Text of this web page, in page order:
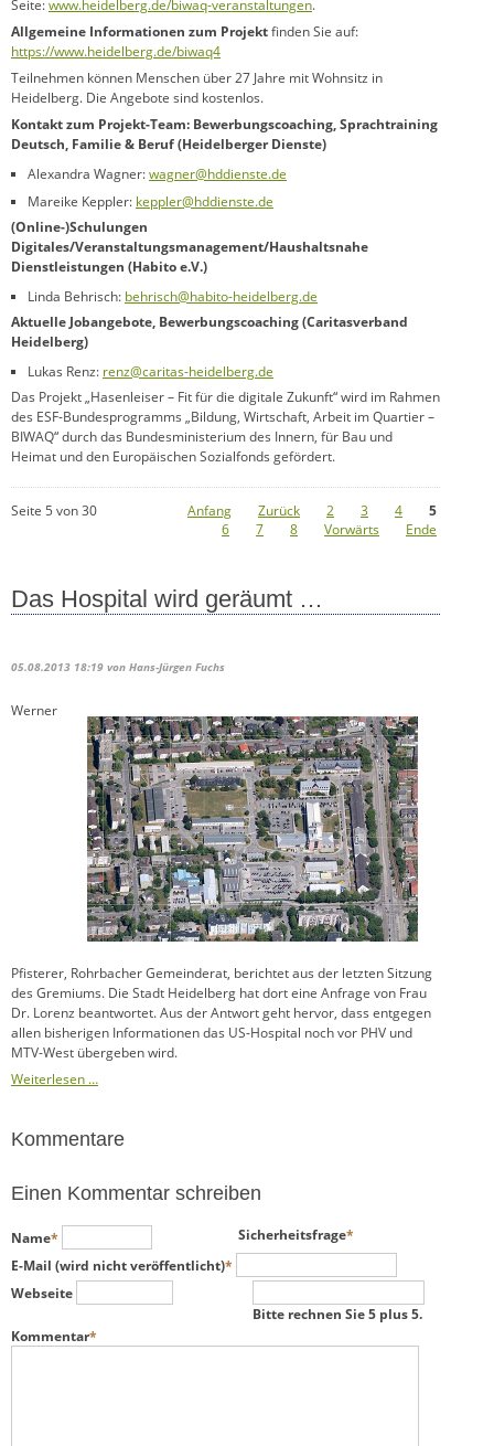
Seite:www.heidelberg.de/biwaq-veranstaltungen.
Allgemeine Informationen zum Projektfinden Sie auf:
https://www.heidelberg.de/biwaq4
Teilnehmen können Menschen über 27 Jahre mit Wohnsitz in
Heidelberg. Die Angebote sind kostenlos.
Kontakt zum Projekt-Team: Bewerbungscoaching, Sprachtraining
Deutsch, Familie & Beruf (Heidelberger Dienste)
Alexandra Wagner:wagner@hddienste.de
Mareike Keppler: keppler@hddienste.de
(Online-)Schulungen
Digitales/Veranstaltungsmanagement/Haushaltsnahe
Dienstleistungen (Habito e.V.)
Linda Behrisch: behrisch@habito-heidelberg.de
Aktuelle Jobangebote, Bewerbungscoaching (Caritasverband
Heidelberg)
Lukas Renz: renz@caritas-heidelberg.de
Das Projekt „Hasenleiser – Fit für die digitale Zukunft“ wird im Rahmen
des ESF-Bundesprogramms „Bildung, Wirtschaft, Arbeit im Quartier –
BIWAQ“ durch das Bundesministerium des Innern, für Bau und
Heimat und den Europäischen Sozialfonds gefördert.
Seite 5 von 30 Anfang Zurück 2 3 4
5
6
7 8 Vorwärts Ende
Das Hospital wird geräumt …
05.08.2013 18:19 von Hans-Jürgen Fuchs
Werner
Pfisterer, Rohrbacher Gemeinderat, berichtet aus der letzten Sitzung
des Gremiums. Die Stadt Heidelberg hat dort eine Anfrage von Frau
Dr. Lorenz beantwortet. Aus der Antwort geht hervor, dass entgegen
allen bisherigen Informationen das US-Hospital noch vor PHV und
MTV-West übergeben wird.
Weiterlesen …
Kommentare
Einen Kommentar schreiben
Pflichtfeld
Name*
Pflichtfeld
E-Mail (wird nicht veröffentlicht)*
Webseite
Pflichtfeld
Sicherheitsfrage*
Bitte rechnen Sie 5 plus 5.
Pflichtfeld
Kommentar*